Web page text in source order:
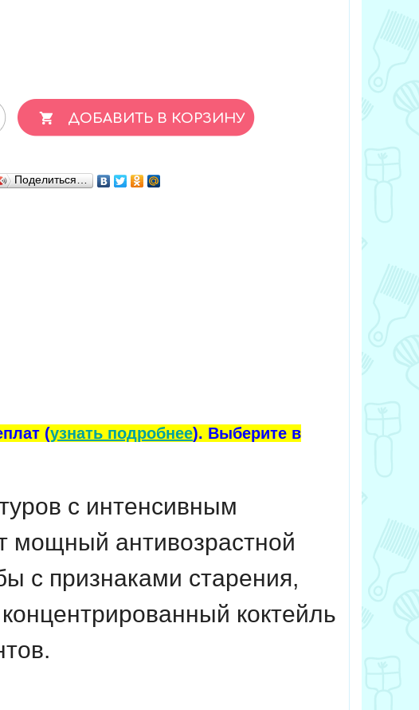
Поделиться…
(узнать подробнее). Выберите в
с интенсивным
мощный антивозрастной
с признаками старения,
коктейль